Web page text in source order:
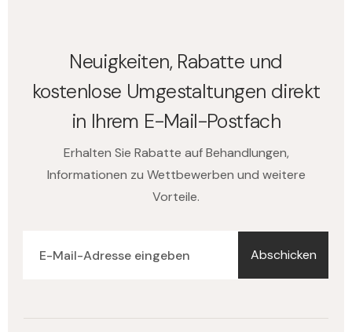
Neuigkeiten, Rabatte und
kostenlose Umgestaltungen direkt
in Ihrem E-Mail-Postfach
Erhalten Sie Rabatte auf Behandlungen,
Informationen zu Wettbewerben und weitere
Vorteile.
Abschicken